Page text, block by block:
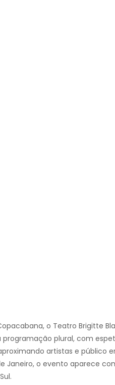
o Teatro Brigitte
plural, com
artistas e público
Janeiro, o evento aparece